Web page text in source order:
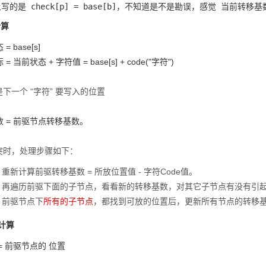
= base[s]
= 当前状态 + 字符值 = base[s] + code("字符")
下一个 “字符” 要写入的位置
= 前驱节点转移基数。
，处理步骤如下：
重新计算前驱转移基数 = 所放位置值 - 字符Code值。
再遍历前驱下面的子节点，看看新的转移基数，对其它子节点有没有引
前驱节点下所有的子节点，都找到可放的位置后，更新所有节点的转移
算
前驱节点的 位置